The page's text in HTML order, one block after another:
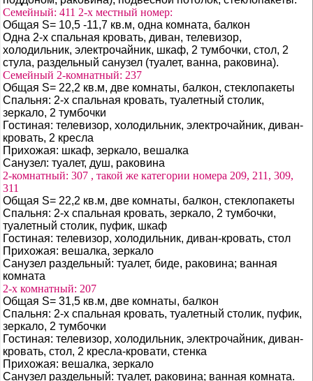
Семейный: 411 2-х местный номер:
Общая S= 10,5 -11,7 кв.м, одна комната, балкон
Одна 2-х спальная кровать, диван, телевизор,
холодильник, электрочайник, шкаф, 2 тумбочки, стол, 2
стула, раздельный санузел (туалет, ванна, раковина).
Семейный 2-комнатный: 237
Общая S= 22,2 кв.м, две комнаты, балкон, стеклопакеты
Спальня: 2-х спальная кровать, туалетный столик,
зеркало, 2 тумбочки
Гостиная: телевизор, холодильник, электрочайник, диван-
кровать, 2 кресла
Прихожая: шкаф, зеркало, вешалка
Санузел: туалет, душ, раковина
2-комнатный: 307 , такой же категории номера 209, 211, 309,
311
Общая S= 22,2 кв.м, две комнаты, балкон, стеклопакеты
Спальня: 2-х спальная кровать, зеркало, 2 тумбочки,
туалетный столик, пуфик, шкаф
Гостиная: телевизор, холодильник, диван-кровать, стол
Прихожая: вешалка, зеркало
Санузел раздельный: туалет, биде, раковина; ванная
комната
2-х комнатный: 207
Общая S= 31,5 кв.м, две комнаты, балкон
Спальня: 2-х спальная кровать, туалетный столик, пуфик,
зеркало, 2 тумбочки
Гостиная: телевизор, холодильник, электрочайник, диван-
кровать, стол, 2 кресла-кровати, стенка
Прихожая: вешалка, зеркало
Санузел раздельный: туалет, раковина; ванная комната.